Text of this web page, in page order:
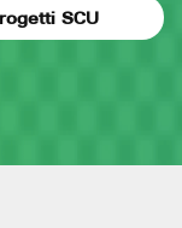
SCU